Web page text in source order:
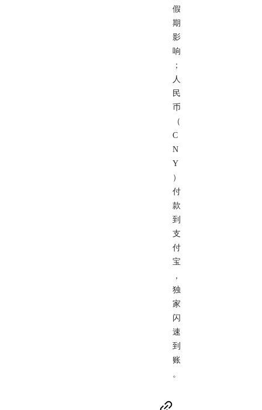
假
期
影
响
；
人
民
币
（
C
N
Y
）
付
款
到
支
付
宝
，
独
家
闪
速
到
账
。